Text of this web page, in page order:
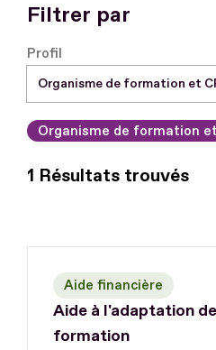
Filtrer par
Profil
Supprimer le filtre
Organisme de formation
1 Résultats trouvés
Aide à l'adaptation
formation
Aide financière